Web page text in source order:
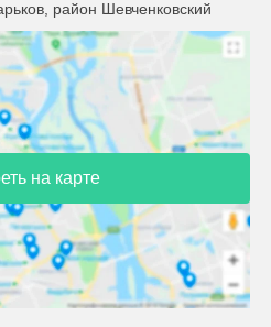
район Шевченковский
на карте